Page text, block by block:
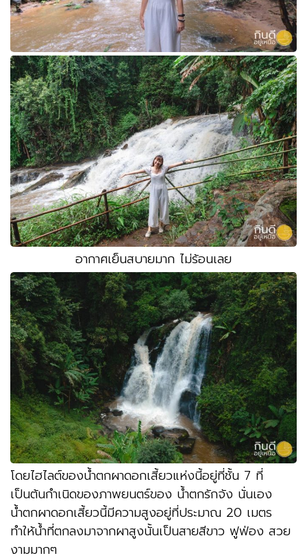
อากาศเย็นสบายมาก ไม่ร้อนเลย
โดยไฮไลต์ของน้ำตกผาดอกเสี้ยวแห่งนี้อยู่ที่ชั้น 7 ที่
เป็นต้นกำเนิดของภาพยนตร์ของ น้ำตกรักจัง นั่นเอง
น้ำตกผาดอกเสี้ยวนี้มีความสูงอยู่ที่ประมาณ 20 เมตร
ทำให้น้ำที่ตกลงมาจากผาสูงนั้นเป็นสายสีขาว ฟูฟ่อง สวย
งามมากๆ